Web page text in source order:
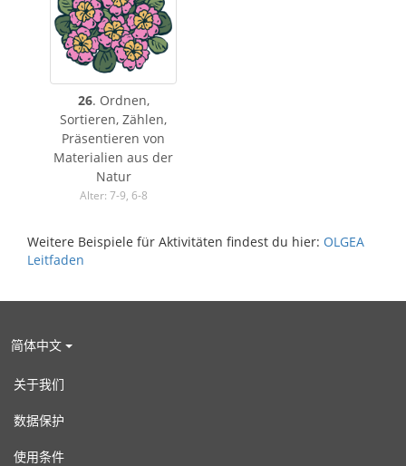
26. Ordnen,
Sortieren, Zählen,
Präsentieren von
Materialien aus der
Natur
Alter: 7-9, 6-8
Weitere Beispiele für Aktivitäten findest du hier: OLGEA
Leitfaden
简体中文
关于我们
数据保护
使用条件